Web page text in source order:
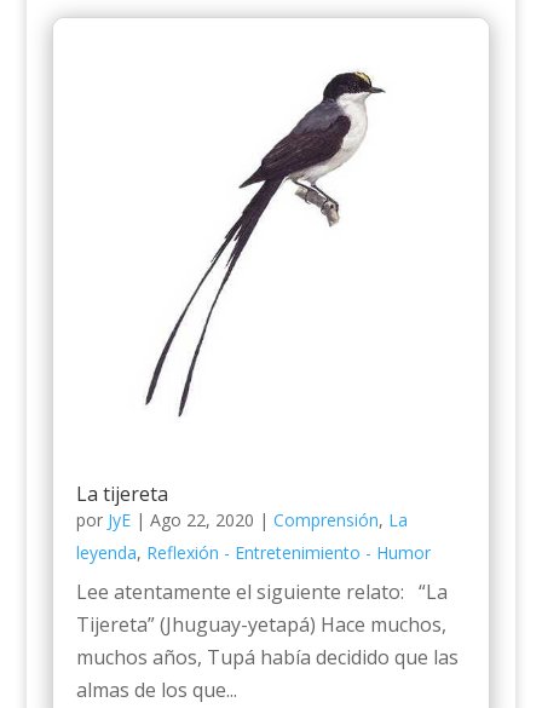
La tijereta
por JyE| Ago 22, 2020 | Comprensión, La
leyenda, Reflexión - Entretenimiento - Humor
Lee atentamente el siguiente relato: “La
Tijereta” (Jhuguay-yetapá) Hace muchos,
muchos años, Tupá había decidido que las
almas de los que...